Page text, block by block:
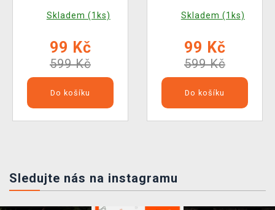
Skladem (1ks)
99 Kč
599 Kč
Do košíku
Skladem (1ks)
99 Kč
599 Kč
Do košíku
Sledujte nás na instagramu